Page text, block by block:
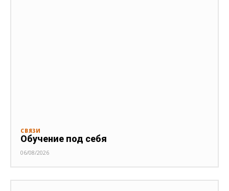
СВЯЗИ
Обучение под себя
06/08/2026